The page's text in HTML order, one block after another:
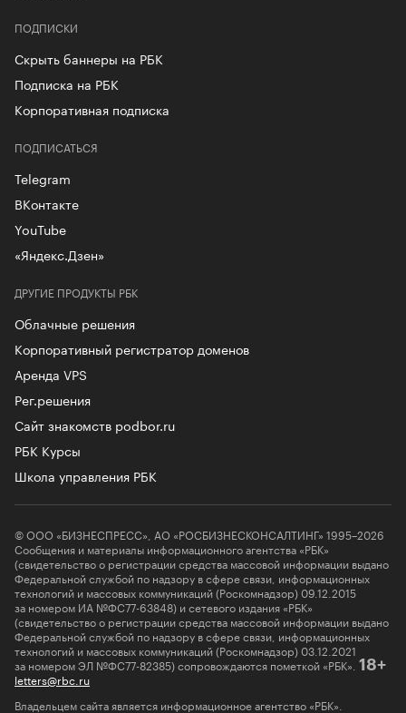
ПОДПИСКИ
Скрыть баннеры на РБК
Подписка на РБК
Корпоративная подписка
ДРУГИЕ ПРОДУКТЫ РБК
Облачные решения
Корпоративный регистратор доменов
Аренда VPS
Рег.решения
Сайт знакомств podbor.ru
РБК Курсы
Школа управления РБК
ПОДПИСАТЬСЯ
Telegram
ВКонтакте
YouTube
«Яндекс.Дзен»
© ООО «БИЗНЕСПРЕСС», АО «РОСБИЗНЕСКОНСАЛТИНГ» 1995–2026
Сообщения и материалы информационного агентства «РБК»
(свидетельство о регистрации средства массовой информации выдано
Федеральной службой по надзору в сфере связи, информационных
технологий и массовых коммуникаций (Роскомнадзор) 09.12.2015
за номером ИА №ФС77-63848) и сетевого издания «РБК»
(свидетельство о регистрации средства массовой информации выдано
Федеральной службой по надзору в сфере связи, информационных
технологий и массовых коммуникаций (Роскомнадзор) 03.12.2021
за номером ЭЛ №ФС77-82385) сопровождаются пометкой «РБК». 18+
letters@rbc.ru
Владельцем сайта является информационное агентство «РБК».